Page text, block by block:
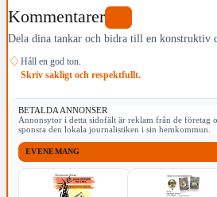
Kommentarer
Dela dina tankar och bidra till en konstruktiv
♢ Håll en god ton.
Skriv sakligt och respektfullt.
BETALDA ANNONSER
Annonsytor i detta sidofält är reklam från de företag
sponsra den lokala journalistiken i sin hemkommun.
EVENEMANG